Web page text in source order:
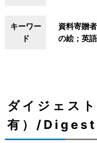
キーワー
ド
資料寄贈
の絵；英
ダイジェス
有）/